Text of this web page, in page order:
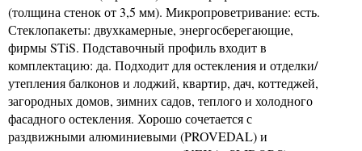
(толщина стенок от 3,5 мм). Микропроветривание: есть.
Стеклопакеты: двухкамерные, энергосберегающие,
фирмы STiS. Подставочный профиль входит в
комплектацию: да. Подходит для остекления и отделки/
утепления балконов и лоджий, квартир, дач, коттеджей,
загородных домов, зимних садов, теплого и холодного
фасадного остекления. Хорошо сочетается с
раздвижными алюминиевыми (PROVEDAL) и